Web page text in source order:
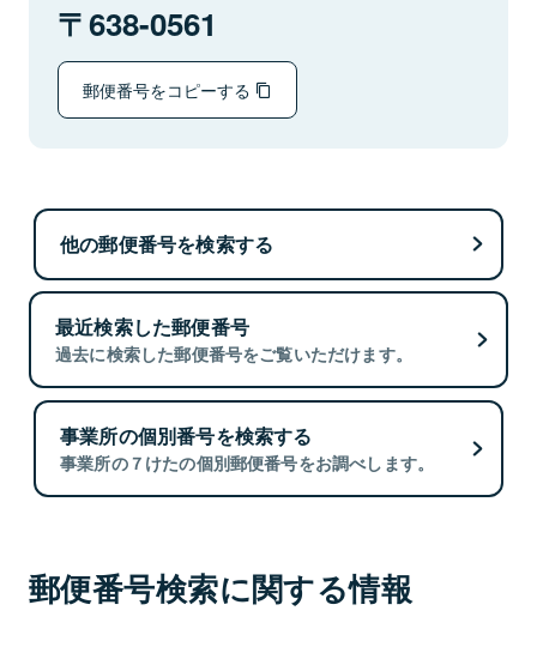
638-0561
郵便番号をコピーする
他の郵便番号を検索する
最近検索した郵便番号
過去に検索した郵便番号をご覧いただけます。
事業所の個別番号を検索する
事業所の７けたの個別郵便番号をお調べします。
郵便番号検索に関する情報